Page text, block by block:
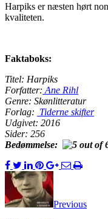
Harpiks er næsten hørt
kvaliteten.
Faktaboks:
Titel: Harpiks
Forfatter: Ane Rihl
Genre: Skønlitteratur
Forlag: Tiderne skifter
Udgivet: 2016
Sider: 256
Bedømmelse:
Previous